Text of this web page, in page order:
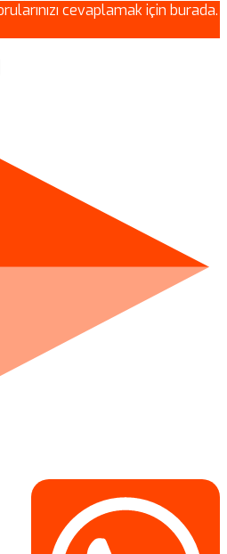
cevaplamak için burada.